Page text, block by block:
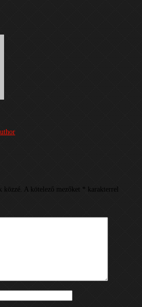
A kötelező mezőket * karakterrel